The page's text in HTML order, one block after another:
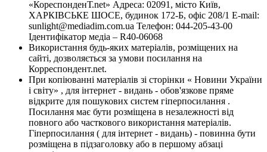
«КореспонденТ.net» Адреса: 02091, місто Київ,
ХАРКІВСЬКЕ ШОСЕ, будинок 172-Б, офіс 208/1 E-mail:
sunlight@mediadim.com.ua Телефон: 044-205-43-00
Ідентифікатор медіа – R40-06068
Використання будь-яких матеріалів, розміщених на
сайті, дозволяється за умови посилання на
Корреспондент.net.
При копіюванні матеріалів зі сторінки « Новини України
і світу» , для інтернет - видань - обов'язкове пряме
відкрите для пошукових систем гіперпосилання .
Посилання має бути розміщена в незалежності від
повного або часткового використання матеріалів.
Гіперпосилання ( для інтернет - видань) - повинна бути
розміщена в підзаголовку або в першому абзаці